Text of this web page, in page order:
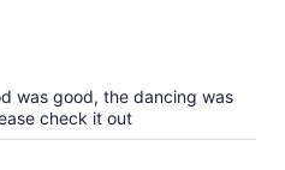
to learn some 'fast
They served
(just what they could carry in
dishes on a tray) so to serve
by multiple servers to get
as well. Overall an okay
was good, the dancing was
check it out